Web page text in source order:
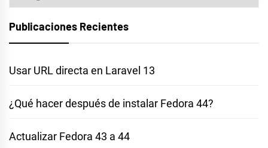
Publicaciones Recientes
Usar URL directa en Laravel 13
¿Qué hacer después de instalar Fedora 44?
Actualizar Fedora 43 a 44